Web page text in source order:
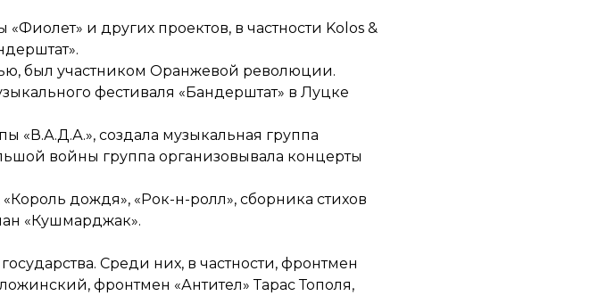
и других проектов, в частности Kolos &
был участником Оранжевой революции.
фестиваля «Бандерштат» в Луцке
создала музыкальная группа
войны группа организовывала концерты
дождя», «Рок-н-ролл», сборника стихов
«Кушмарджак».
Среди них, в частности, фронтмен
фронтмен «Антител» Тарас Тополя,